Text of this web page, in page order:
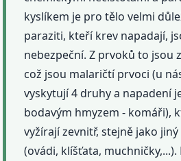
kyslíkem je pro tělo velmi
paraziti, kteří krev napadají,
nebezpeční. Z prvoků to jsou
což jsou malaričtí prvoci (u
vyskytují 4 druhy a napadení
bodavým hmyzem - komáři),
vyžírají zevnitř, stejně jako
(ovádi, klíšťata,